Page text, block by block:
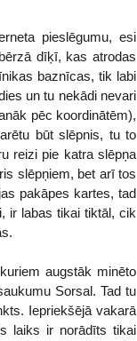
pieslēgumu, esi
dīķī, kas atrodas
baznīcas, tik labi
un tu nekādi nevari
pēc koordinātēm),
būt slēpnis, tu to
reizi pie katra slēpņa
slēpņiem, bet arī tos
pakāpes kartes, tad
ir labas tikai tiktāl, cik
augstāk minēto
Sorsal. Tad tu
Iepriekšējā vakarā
laiks ir norādīts tikai